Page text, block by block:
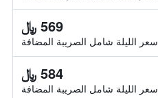
569 ﷼
سعر الليلة شامل الصريبة المضافة
584 ﷼
سعر الليلة شامل الصريبة المضافة